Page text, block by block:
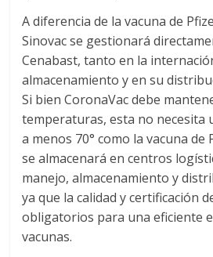
A diferencia de la vacuna de
Sinovac se gestionará
Cenabast, tanto en la
almacenamiento y en su
Si bien CoronaVac debe
temperaturas, esta no necesita
a menos 70° como la vacuna de
se almacenará en centros
manejo, almacenamiento y
ya que la calidad y certificación
obligatorios para una eficiente
vacunas.